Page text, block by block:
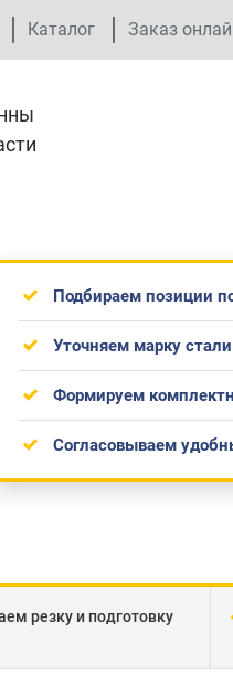
Каталог Заказ
Подбираем позиции
Уточняем марку
Формируем
Согласовываем
резку и подготовку